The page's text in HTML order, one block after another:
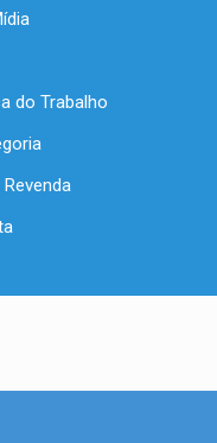
do Trabalho